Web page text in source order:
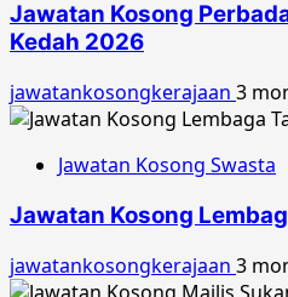
Jawatan Kosong
Kedah 2026
jawatankosongkerajaan 3
Jawatan Kosong Swasta
Jawatan Kosong
jawatankosongkerajaan 3